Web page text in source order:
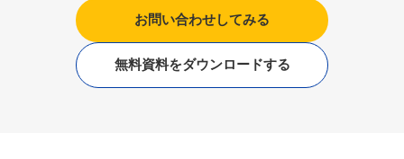
お問い合わせしてみる
無料資料をダウンロードする